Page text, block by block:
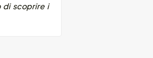
di scoprire i